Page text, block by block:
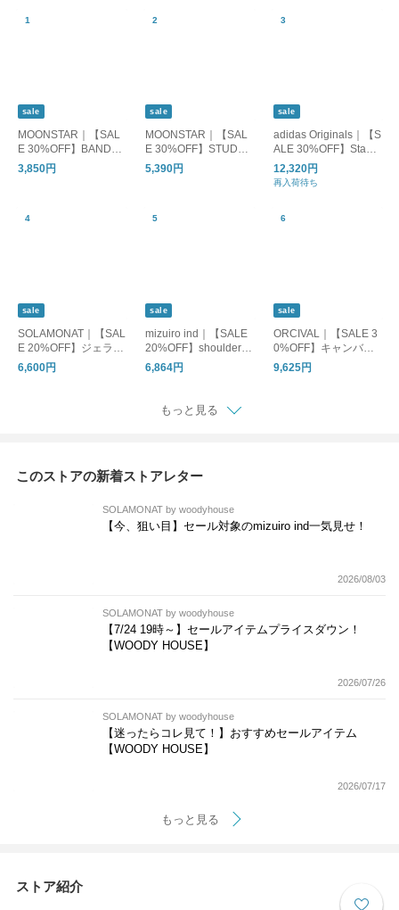
sale
MOONSTAR｜【SAL
E 30%OFF】BANDBA
LLET バンドバレー バ
レーシューズ フラッ
3,850円
sale
MOONSTAR｜【SAL
E 30%OFF】STUDEN
スチューデン 810s エ
イトテンス スニーカ
5,390円
sale
adidas Originals｜【S
ALE 30%OFF】Stan
Smith GORE-TEX ス
タンスミス ゴアテッ
ワイト jr3323
12,320円
再入荷待ち
sale
SOLAMONAT｜【SAL
E 20%OFF】ジェラー
ト天竺 コクーンプル
オーバー トップス Tシ
6,600円
sale
mizuiro ind｜【SALE
20%OFF】shoulder tu
ck N/S P/O ショルダー
タックノースリーブプ
ス トップス カットソ
ー 2-210147
6,864円
sale
ORCIVAL｜【SALE 3
0%OFF】キャンバス
トートバッグM or-h02
84kwc
9,625円
もっと見る
このストアの新着ストアレター
SOLAMONAT by woodyhouse
【今、狙い目】セール対象のmizuiro ind一気見せ！
2026/08/03
SOLAMONAT by woodyhouse
【7/24 19時～】セールアイテムプライスダウン！
【WOODY HOUSE】
2026/07/26
SOLAMONAT by woodyhouse
【迷ったらコレ見て！】おすすめセールアイテム
【WOODY HOUSE】
2026/07/17
もっと見る
ストア紹介